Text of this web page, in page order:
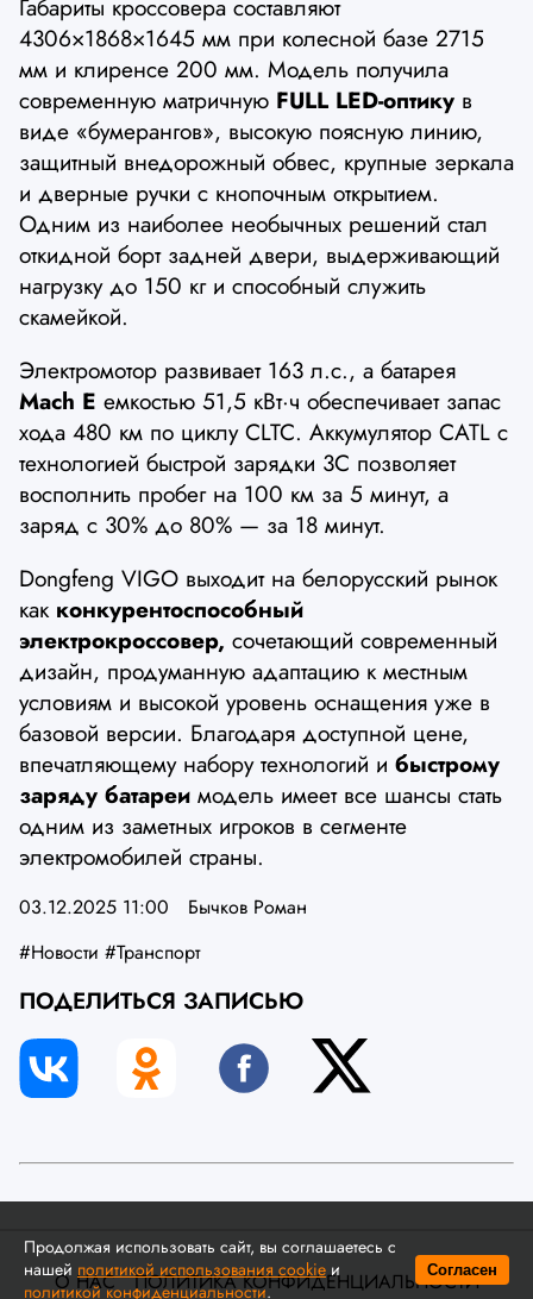
Габариты кроссовера составляют
4306×1868×1645 мм при колесной базе 2715
мм и клиренсе 200 мм. Модель получила
современную матричную FULL LED-оптику в
виде «бумерангов», высокую поясную линию,
защитный внедорожный обвес, крупные зеркала
и дверные ручки с кнопочным открытием.
Одним из наиболее необычных решений стал
откидной борт задней двери, выдерживающий
нагрузку до 150 кг и способный служить
скамейкой.
Электромотор развивает 163 л.с., а батарея
Mach E емкостью 51,5 кВт·ч обеспечивает запас
хода 480 км по циклу CLTC. Аккумулятор CATL с
технологией быстрой зарядки 3C позволяет
восполнить пробег на 100 км за 5 минут, а
заряд с 30% до 80% — за 18 минут.
Dongfeng VIGO выходит на белорусский рынок
как конкурентоспособный
электрокроссовер, сочетающий современный
дизайн, продуманную адаптацию к местным
условиям и высокой уровень оснащения уже в
базовой версии. Благодаря доступной цене,
впечатляющему набору технологий и быстрому
заряду батареи модель имеет все шансы стать
одним из заметных игроков в сегменте
электромобилей страны.
03.12.2025 11:00
Бычков Роман
#Новости #Транспорт
ПОДЕЛИТЬСЯ ЗАПИСЬЮ
Продолжая использовать сайт, вы соглашаетесь с
нашей политикой использования cookieи
политикой конфиденциальности.
Согласен
О НАС ПОЛИТИКА КОНФИДЕНЦИАЛЬНОСТИ